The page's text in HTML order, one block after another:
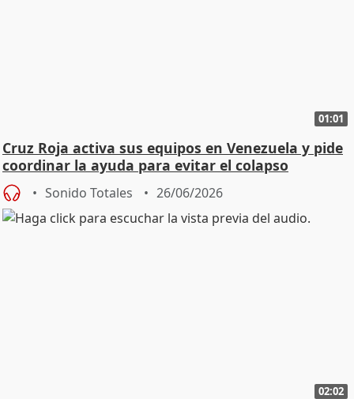
01:01
Cruz Roja activa sus equipos en Venezuela y pide
coordinar la ayuda para evitar el colapso
Sonido Totales 26/06/2026
02:02